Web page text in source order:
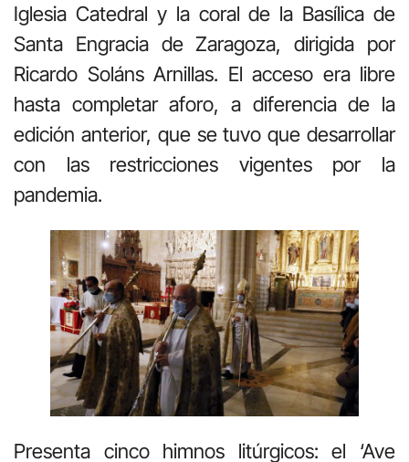
Iglesia Catedral y la coral de la Basílica de
Santa Engracia de Zaragoza, dirigida por
Ricardo Soláns Arnillas. El acceso era libre
hasta completar aforo, a diferencia de la
edición anterior, que se tuvo que desarrollar
con las restricciones vigentes por la
pandemia.
Presenta cinco himnos litúrgicos: el ‘Ave